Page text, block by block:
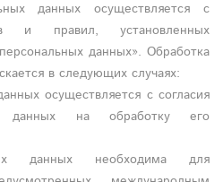
данных осуществляется с
и правил, установленных
данных». Обработка
в следующих случаях:
осуществляется с согласия
данных на обработку его
данных необходима для